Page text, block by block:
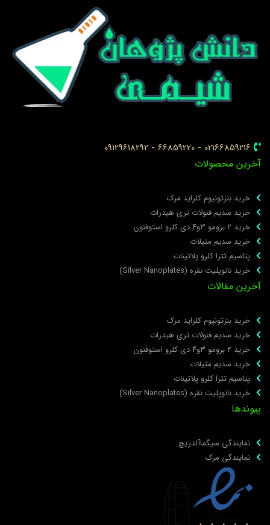
02166859216 - 66859220 - 09129618292
محصولات
خرید بنزتونیوم کلراید مرک
خرید سدیم فنولات تری هیدرات
خرید ۲ برومو ۳و۴ دی‌ کلرو استوفنون
خرید سدیم متیلات
پتاسیم تترا کلرو پلاتینات
خرید نانوپلیت نقره (Silver Nanoplates)
مقالات
خرید بنزتونیوم کلراید مرک
خرید سدیم فنولات تری هیدرات
خرید ۲ برومو ۳و۴ دی‌ کلرو استوفنون
خرید سدیم متیلات
پتاسیم تترا کلرو پلاتینات
خرید نانوپلیت نقره (Silver Nanoplates)
نمایندگی سیگماآلدریچ
نمایندگی مرک